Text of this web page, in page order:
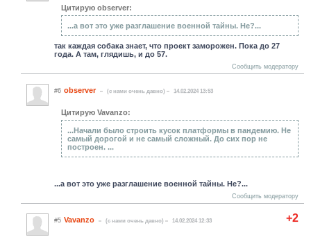
Цитирую observer:
...а вот это уже разглашение военной тайны. Не?...
так каждая собака знает, что проект заморожен. Пока до 27
года. А там, глядишь, и до 57.
Сообщить модератору
#6 observer (c нами очень давно) 14.02.2024 13:53
Цитирую Vavanzo:
...Начали было строить кусок платформы в пандемию. Не
самый дорогой и не самый сложный. До сих пор не
построен. ...
...а вот это уже разглашение военной тайны. Не?...
Сообщить модератору
+2
#5 Vavanzo (c нами очень давно) 14.02.2024 12:33